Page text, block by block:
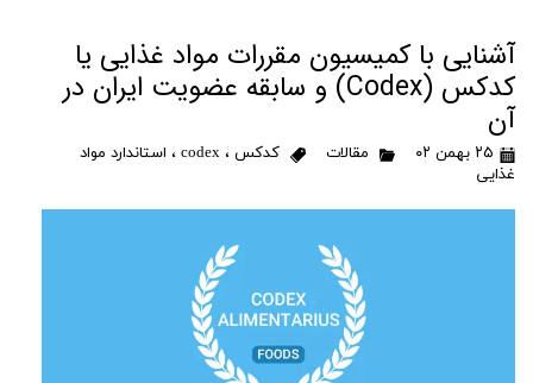
آشنایی با کمیسیون مقررات مواد غذایی یا
کدکس (Codex) و سابقه عضویت ایران در
آن
۲۵ بهمن ۰۲ مقالات کدکس ، codex ، استاندارد مواد
غذایی